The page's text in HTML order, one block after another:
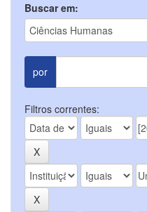
Buscar em:
por
Filtros correntes: